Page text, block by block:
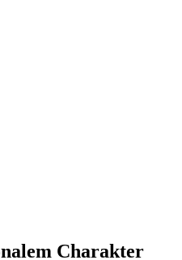
Charakter